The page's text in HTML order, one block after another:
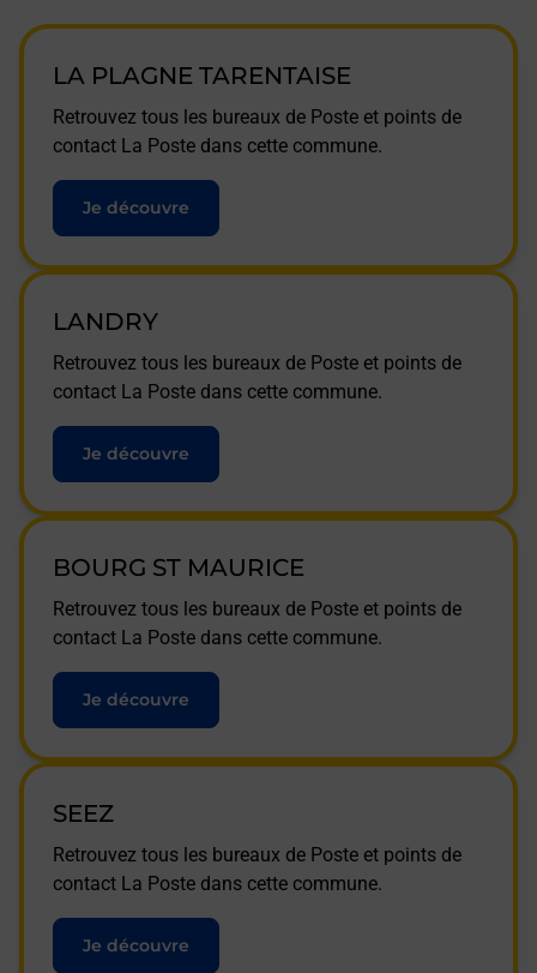
LA PLAGNE TARENTAISE
Retrouvez tous les bureaux de Poste et points de
contact La Poste dans cette commune.
Je découvre
LANDRY
Retrouvez tous les bureaux de Poste et points de
contact La Poste dans cette commune.
Je découvre
BOURG ST MAURICE
Retrouvez tous les bureaux de Poste et points de
contact La Poste dans cette commune.
Je découvre
SEEZ
Retrouvez tous les bureaux de Poste et points de
contact La Poste dans cette commune.
Je découvre